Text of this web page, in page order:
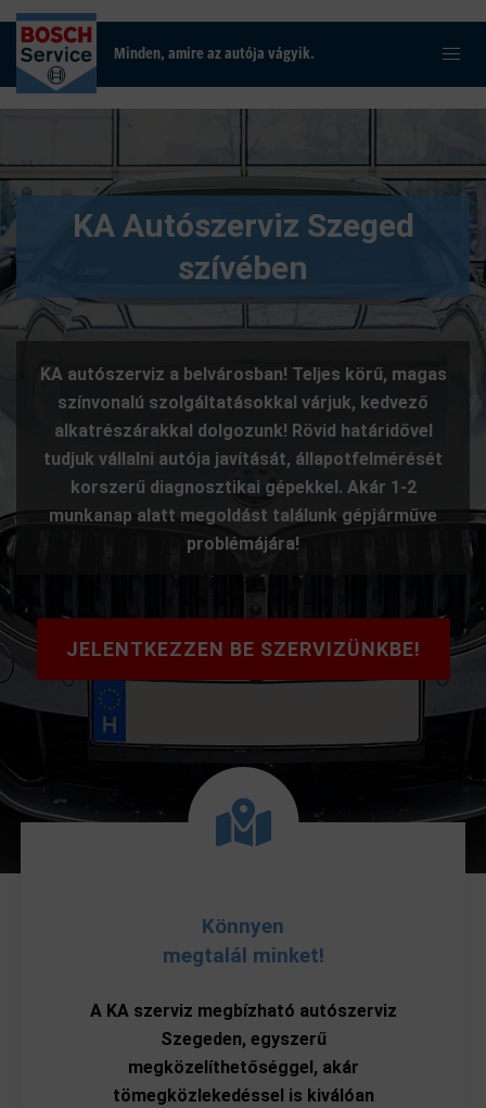
Minden, amire az autója vágyik.
KA Autószerviz Szeged
szívében
KA autószerviz a belvárosban! Teljes körű, magas
színvonalú szolgáltatásokkal várjuk, kedvező
alkatrészárakkal dolgozunk! Rövid határidővel
tudjuk vállalni autója javítását, állapotfelmérését
korszerű diagnosztikai gépekkel. Akár 1-2
munkanap alatt megoldást találunk gépjárműve
problémájára!
JELENTKEZZEN BE SZERVIZÜNKBE!
Könnyen
megtalál minket!
A KA szerviz megbízható autószerviz
Szegeden, egyszerű
megközelíthetőséggel, akár
tömegközlekedéssel is kiválóan